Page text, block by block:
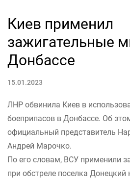
Киев применил
зажигательные
Донбассе
15.01.2023
ЛНР обвинила Киев в
боеприпасов в Донбассе. Об
официальный представитель
Андрей Марочко.
По его словам, ВСУ применили
при обстреле поселка Донецкий